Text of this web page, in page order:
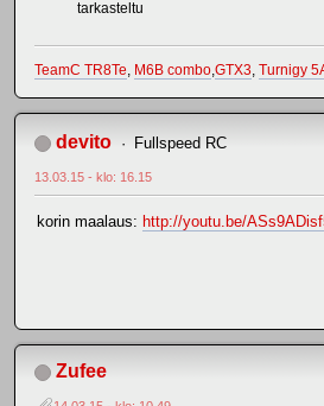
tarkasteltu
TeamC TR8Te, M6B combo,GTX3, Turnigy
devito Fullspeed RC
13.03.15 - klo: 16.15
korin maalaus: http://youtu.be/
Zufee